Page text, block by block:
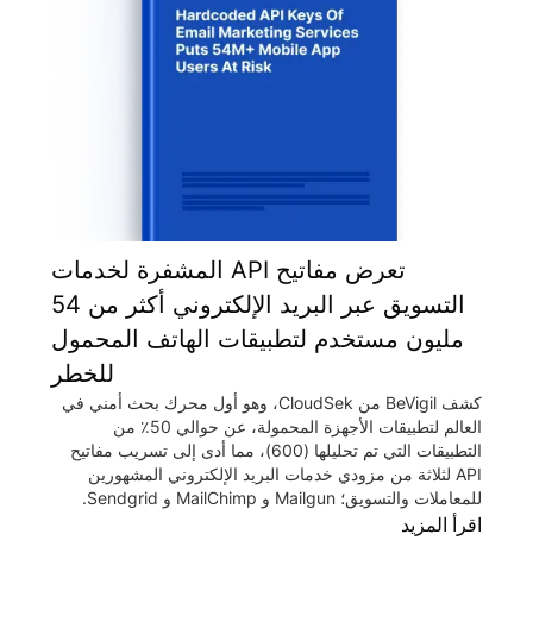
تعرض مفاتيح API المشفرة لخدمات
التسويق عبر البريد الإلكتروني أكثر من 54
مليون مستخدم لتطبيقات الهاتف المحمول
للخطر
كشف BeVigil من CloudSek، وهو أول محرك بحث أمني في
العالم لتطبيقات الأجهزة المحمولة، عن حوالي 50٪ من
التطبيقات التي تم تحليلها (600)، مما أدى إلى تسريب مفاتيح
API لثلاثة من مزودي خدمات البريد الإلكتروني المشهورين
للمعاملات والتسويق؛ Mailgun و MailChimp و Sendgrid.
اقرأ المزيد